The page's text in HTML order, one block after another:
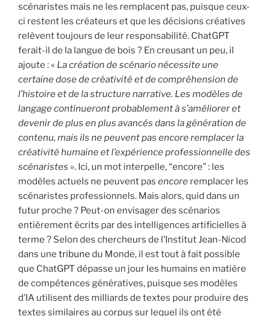
scénaristes mais ne les remplacent pas, puisque ceux-
ci restent les créateurs et que les décisions créatives
relèvent toujours de leur responsabilité. ChatGPT
ferait-il de la langue de bois ? En creusant un peu, il
ajoute : « La création de scénario nécessite une
certaine dose de créativité et de compréhension de
l’histoire et de la structure narrative. Les modèles de
langage continueront probablement à s’améliorer et
devenir de plus en plus avancés dans la génération de
contenu, mais ils ne peuvent pas encore remplacer la
créativité humaine et l’expérience professionnelle des
scénaristes ». Ici, un mot interpelle, “encore” : les
modèles actuels ne peuvent pas encore remplacer les
scénaristes professionnels. Mais alors, quid dans un
futur proche ? Peut-on envisager des scénarios
entièrement écrits par des intelligences artificielles à
terme ? Selon des chercheurs de l’Institut Jean-Nicod
dans une tribune du Monde, il est tout à fait possible
que ChatGPT dépasse un jour les humains en matière
de compétences génératives, puisque ses modèles
d’IA utilisent des milliards de textes pour produire des
textes similaires au corpus sur lequel ils ont été